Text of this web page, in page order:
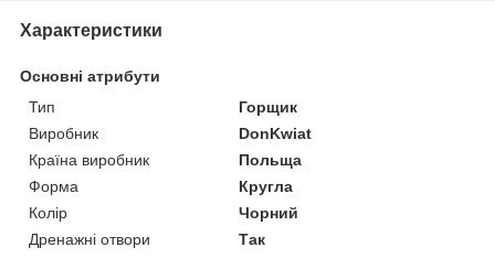
Характеристики
Основні атрибути
Тип
Горщик
Виробник
DonKwiat
Країна виробник
Польща
Форма
Кругла
Колір
Чорний
Дренажні отвори
Так